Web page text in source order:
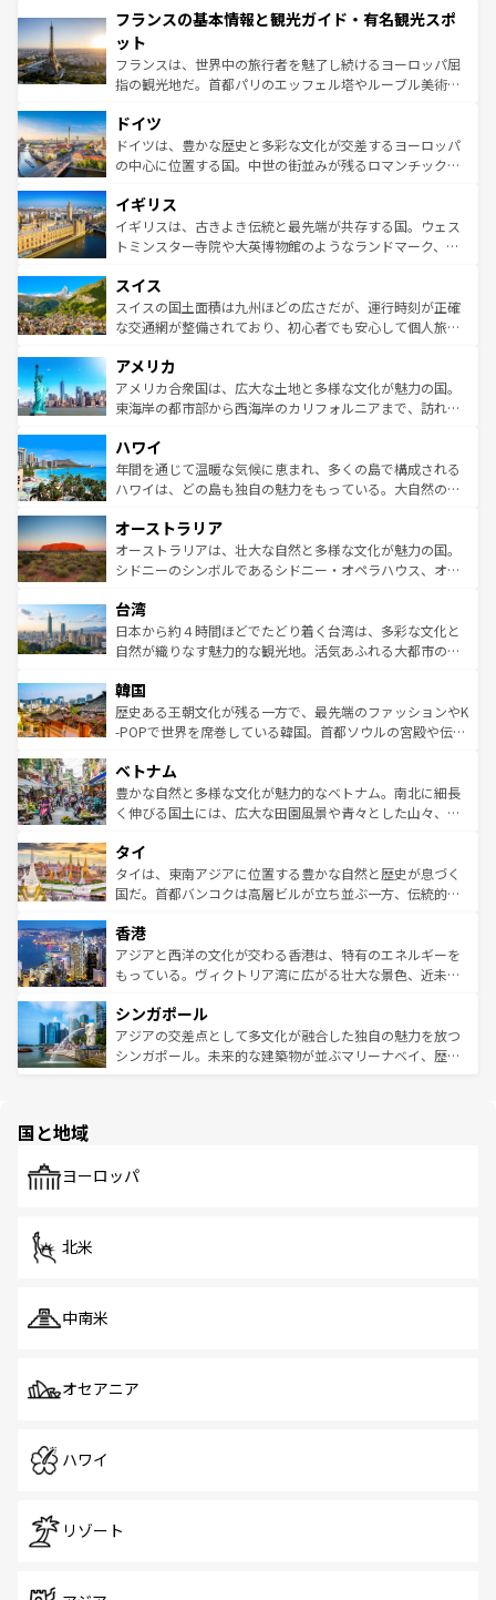
ませてくれるイタリアで、忘れられない旅をしてみよう！
なお、新着のイタリア情報は
しい。
文化が根付くこの国では、情熱的なフラメンコ、熱気あふ
れる闘牛、そして美味しいタパスが生活の一部となってい
る。首都マドリードの洗練された雰囲気や、バルセロナの
アートに溢れた街角から、地方では古代ローマ遺跡や中世
せる。地方によって風土や気候が異なるスペインはその個
性で訪れる人を魅了する。 なお、新着のスペイン情報は コ
ンテンツ一覧を参照してほしい。
フランスの基本情報と観光ガイド・有名観光スポ
ット
フランスは、世界中の旅行者を魅了し続けるヨーロッパ屈
指の観光地だ。首都パリのエッフェル塔やルーブル美術館
で、幅広い魅力が詰まっている。華麗な宮殿、歴史的な大
聖堂、美しいビーチ、そして豊かな自然が、訪れる者を心
から魅了する。また、フランスは美食の国としても知ら
いる。シャンパンの発祥地であるランス、プロヴァンスの
香り高いラベンダー畑など、多彩な楽しみ方が可能だ。さ
らに、パリ以外の地域にも魅力が溢れており、どの街角に
れる地方に足を運ぶとそれぞれで全く異なる文化を体験で
きるだろう。 なお、新着のフランス情報はコンテンツ一覧
を参照してほしい。
ドイツ
ドイツは、豊かな歴史と多彩な文化が交差するヨーロッパ
の中心に位置する国。中世の街並みが残るロマンチック街
顔を持つこの国は、どこを歩いても飽きることがない。ベ
ルリンの文化的活気、バイエルン州のアルプスの絶景、そ
してライン川沿いのワイン畑といった風景は必見。ビール
は、お酒好きな人にはぜひ体験してほしい。 なお、新着の
ドイツ情報はコンテンツ一覧を参照してほしい。
イギリス
イギリスは、古きよき伝統と最先端が共存する国。ウェス
トミンスター寺院や大英博物館のようなランドマーク、歴
リアごとに異なる魅力がある。また、優雅なアフタヌーン
ティー、ビール好きにはたまらない英国パブ、サッカー観
戦など、本場だからこそできる体験も豊富。イギリスを旅
ンツ一覧を参照してほしい。
スイス
スイスの国土面積は九州ほどの広さだが、運行時刻が正確
な交通網が整備されており、初心者でも安心して個人旅行
の建物がそのまま残る町や、スイスならではのユニークな
博物館もあり、アルプス観光だけでなく町歩きも満喫する
ことができる。国民の所得が高いため物価も高いが、旅行
ば市内交通費無料で観光を楽しむこともできる。 なお、新
着のスイス情報はコンテンツ一覧 を参照してほしい。
アメリカ
アメリカ合衆国は、広大な土地と多様な文化が魅力の国。
東海岸の都市部から西海岸のカリフォルニアまで、訪れる
のような巨大都市は、観光、ショッピング、エンターテイ
ンメントが詰まった刺激的なスポットだ。一方、アメリカ
西部には大自然が広がり、グランドキャニオンやイエロー
部のニューオーリンズでは、音楽と美食が融合した独特の
文化が魅力。旅行者はアメリカの各地域で異なる魅力を楽
しみながら、その多様性と豊かな歴史を感じることができ
ならではの贅沢な旅のスタイルだ。 なお、新着のアメリカ
情報はコンテンツ一覧を参照してほしい。
ハワイ
年間を通じて温暖な気候に恵まれ、多くの島で構成される
ハワイは、どの島も独自の魅力をもっている。大自然の神
ワイ島は見逃せない。また、定番の観光地といえばオアフ
島だが、静かな自然を求めるならマウイ島やカウアイ島が
おすすめ。エメラルドグリーンに輝く海をはじめ、豊かな
れるおもてなしの心で訪れる人々を迎えてくれるハワイの
人々、おいしいローカルフードやハワイアンミュージッ
ク、伝統的なフラダンスなど、すべてがハワイの魅力を彩
ワイを、存分に味わってほしい。 なお、新着のハワイ情報
はコンテンツ一覧を参照してほしい。
オーストラリア
オーストラリアは、壮大な自然と多様な文化が魅力の国。
シドニーのシンボルであるシドニー・オペラハウス、オー
リアリーフや大陸中央部にそびえるウルル（エアーズロッ
ク）、タスマニアの美しい原生林やケアンズの熱帯雨林な
ど、見どころがたくさん。また、カフェやワイン、オージ
いる。アクティビティも充実しており、サーフィンやダイ
ビング、ハイキングなど、アウトドア好きにはたまらな
い。オーストラリアの多彩な魅力を存分に味わいつくそ
参照してほしい。
台湾
日本から約４時間ほどでたどり着く台湾は、多彩な文化と
自然が織りなす魅力的な観光地。活気あふれる大都市の台
ン）、静ひつな山岳地帯である台湾東部など、都市の喧騒
と山間の静けさが共存しており、訪れる人に新しい発見と
驚きをもたらしてくれる。また、奥深い台湾の食文化も魅
容にもいいと評判のスイーツなど、バラエティ豊かな料理
が味わえる。 なお、新着の台湾情報は コンテンツ一覧を参
照してほしい。
韓国
歴史ある王朝文化が残る一方で、最先端のファッションやK
-POPで世界を席巻している韓国。首都ソウルの宮殿や伝統
き、地方に足を延ばせば四季折々の自然美を楽しむことが
できる。そして、キムチや焼肉、絶品のストリートフード
まで、さまざまな韓国料理が待っている。夜には、韓国な
リティに包まれながら、韓国の多彩な魅力を心ゆくまで味
わってみてほしい。 なお、新着の韓国情報はコンテンツ一
覧を参照してほしい。
ベトナム
豊かな自然と多様な文化が魅力的なベトナム。南北に細長
く伸びる国土には、広大な田園風景や青々とした山々、世
急速な発展と共に伝統が息づく。ハノイの古い町並みやホ
ーチミン市のフランス統治時代の建物も、独特の雰囲気を
醸し出している。また、バラエティの豊かさとおいしさで
とつ。フォーやバインミー、ベトナムコーヒーなどは、ぜ
ひ現地で味わいたい。どの地域を訪れてもあたたかい人々
が旅行者を迎えてくれるので、きっと忘れられない旅にな
参照してほしい。
タイ
タイは、東南アジアに位置する豊かな自然と歴史が息づく
国だ。首都バンコクは高層ビルが立ち並ぶ一方、伝統的な
の活気が交差している。北部ではチェンマイなどの山岳地
帯で自然と触れ合い、南部ではプーケットやクラビの美し
いビーチでリゾート気分を楽しむことができる。タイ料理
激する。気候は一年中温暖で、どの季節にも異なる楽しみ
が待っている。親しみやすいタイの人々、仏教を中心とし
た文化、そして多様な観光資源が、訪れる旅人を魅了し続
香港
アジアと西洋の文化が交わる香港は、特有のエネルギーを
もっている。ヴィクトリア湾に広がる壮大な景色、近未来
み、どこを訪れても感動するはず。観光スポットが密集し
ており、効率よく見どころを回れるのも魅力。息をのむよ
うな絶景から文化的な体験まで、香港を存分に楽しみ尽く
シンガポール
アジアの交差点として多文化が融合した独自の魅力を放つ
シンガポール。未来的な建築物が並ぶマリーナベイ、歴史
で、ホーカーズは地元の風情を楽しめる外せないスポット
国と地域
ヨーロッパ
北米
中南米
オセアニア
ハワイ
リゾート